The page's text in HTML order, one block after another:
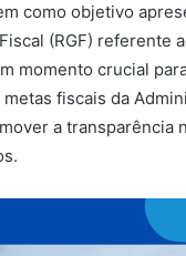
como objetivo
(RGF) referente
momento crucial
fiscais da
a transparência